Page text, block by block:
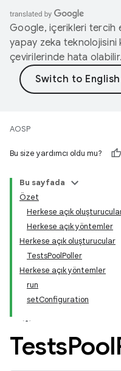
Google, içerikleri tercih
yapay zeka teknolojisini
çevirilerinde hata olabilir.
AOSP
Bu size yardımcı oldu mu?
Bu sayfada
Özet
Herkese açık
Herkese açık yöntemler
Herkese açık oluşturucular
TestsPoolPoller
Herkese açık yöntemler
run
setConfiguration
TestsPool